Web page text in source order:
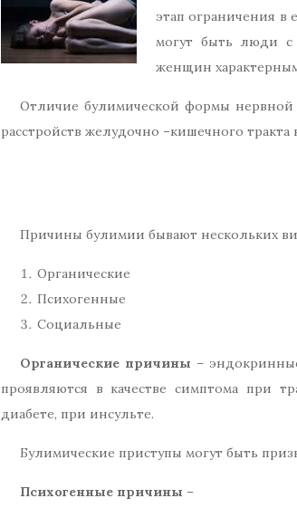
этап ограничения в
могут быть люди с
женщин
Отличие булимической формы
расстройств желудочно –кишечного
Причины булимии бывают нескольких
Органические
Психогенные
Социальные
Органические причины –
проявляются в качестве симптома при
диабете, при инсульте.
Булимические приступы могут быть
Психогенные причины –